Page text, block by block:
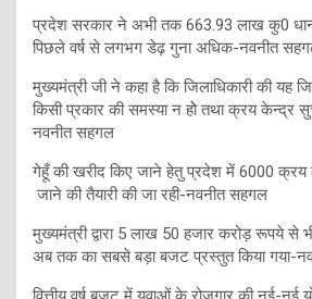
प्रदेश सरकार ने अभी तक 663.93 लाख कु0 धान
पिछले वर्ष से लगभग डेढ़ गुना अधिक-नवनीत
मुख्यमंत्री जी ने कहा है कि जिलाधिकारी की यह
किसी प्रकार की समस्या न होे तथा क्रय केन्द्र
नवनीत सहगल
गेहूँ की खरीद किए जाने हेतु प्रदेश में 6000
जाने की तैयारी की जा रही-नवनीत सहगल
मुख्यमंत्री द्वारा 5 लाख 50 हजार करोड़ रूपये से
अब तक का सबसे बड़ा बजट प्रस्तुत किया गया-